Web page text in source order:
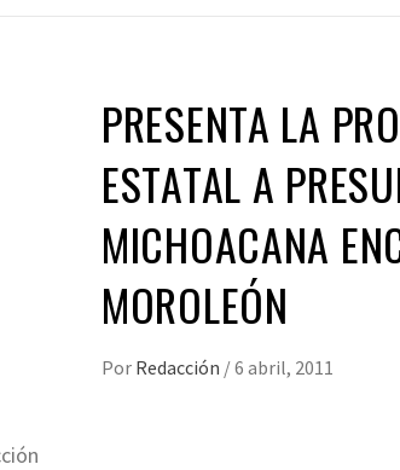
PRESENTA LA
ESTATAL A
MICHOACANA
MOROLEÓN
Por Redacción /6 abril, 2011